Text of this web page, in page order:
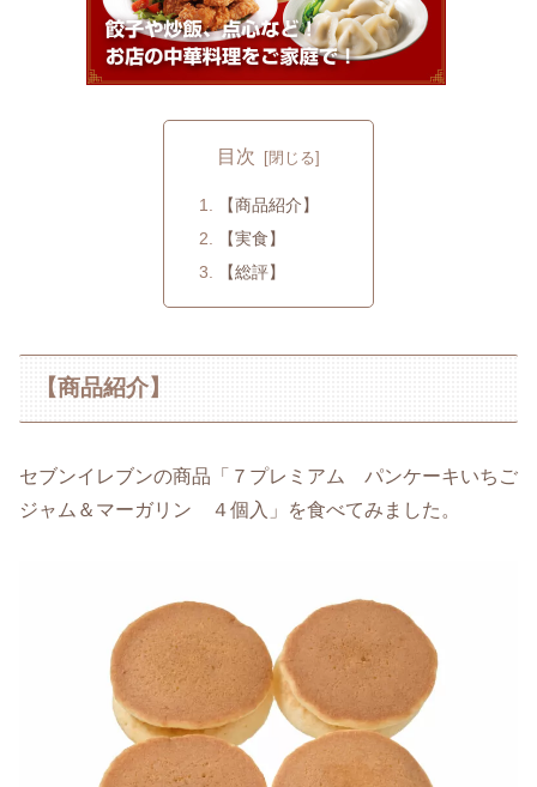
目次
【商品紹介】
【実食】
【総評】
【商品紹介】
セブンイレブンの商品「７プレミアム パンケーキいちご
ジャム＆マーガリン ４個入」を食べてみました。